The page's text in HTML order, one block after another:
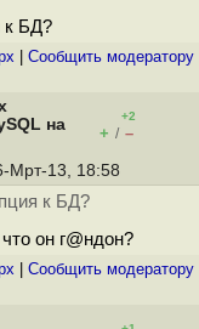
к БД?
Cообщить модератору
на
+2
+ / –
Мрт-13, 18:58
к БД?
он г@ндон?
Cообщить модератору